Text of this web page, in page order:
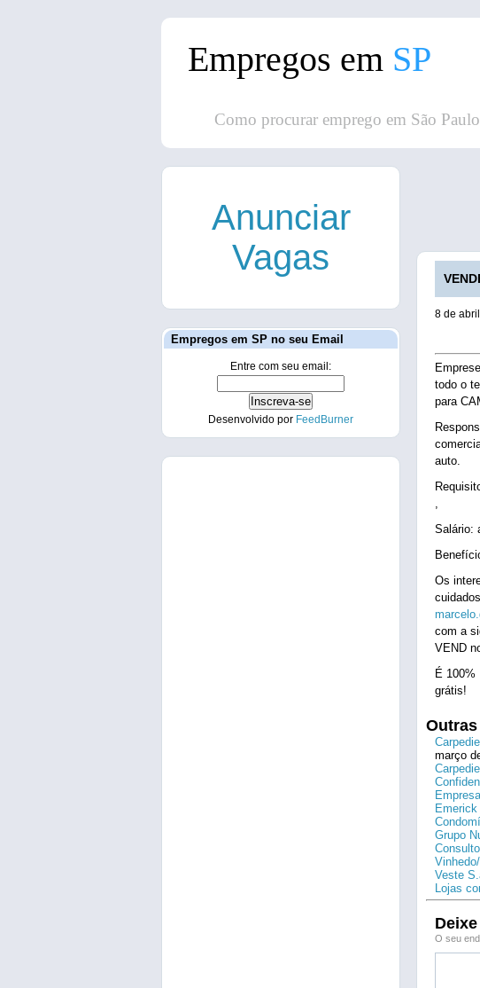
Empregos em SP
Como procurar emprego em São
8 de
todo o
para
auto.
,
Salário:
Os
com a
VEND
É 100%
grátis!
março
Grupo
Veste
Lojas
O seu
Anunciar
Vagas
Empregos em SP no seu Email
Entre com seu email:
Desenvolvido por FeedBurner